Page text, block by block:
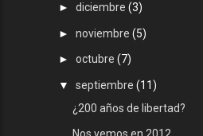
►diciembre(3)
►noviembre(5)
►octubre(7)
▼septiembre(11)
¿200 años de libertad?